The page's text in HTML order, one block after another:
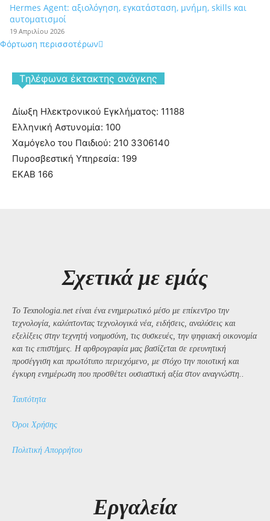
Hermes Agent: αξιολόγηση, εγκατάσταση, μνήμη, skills και
αυτοματισμοί
19 Απριλίου 2026
Φόρτωση περισσοτέρων
Tηλέφωνα έκτακτης ανάγκης
Δίωξη Ηλεκτρονικού Εγκλήματος: 11188
Ελληνική Αστυνομία: 100
Χαμόγελο του Παιδιού: 210 3306140
Πυροσβεστική Υπηρεσία: 199
ΕΚΑΒ 166
Σχετικά με εμάς
Το Texnologia.net είναι ένα ενημερωτικό μέσο με επίκεντρο την
τεχνολογία, καλύπτοντας τεχνολογικά νέα, ειδήσεις, αναλύσεις και
εξελίξεις στην τεχνητή νοημοσύνη, τις συσκευές, την ψηφιακή οικονομία
και τις επιστήμες. Η αρθρογραφία μας βασίζεται σε ερευνητική
προσέγγιση και πρωτότυπο περιεχόμενο, με στόχο την ποιοτική και
έγκυρη ενημέρωση που προσθέτει ουσιαστική αξία στον αναγνώστη..
Ταυτότητα
Όροι Χρήσης
Πολιτική Απορρήτου
Εργαλεία